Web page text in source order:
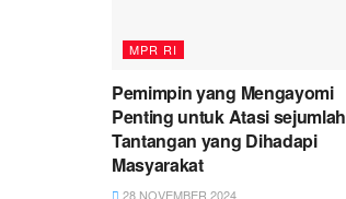
MPR RI
Pemimpin yang Mengayomi
Penting untuk Atasi sejumlah
Tantangan yang Dihadapi
Masyarakat
28 NOVEMBER 2024